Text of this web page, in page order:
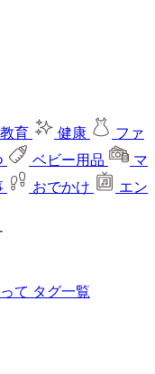
教育 健康
ファ
ベビー用品
マ
おでかけ
エン
て タグ一覧